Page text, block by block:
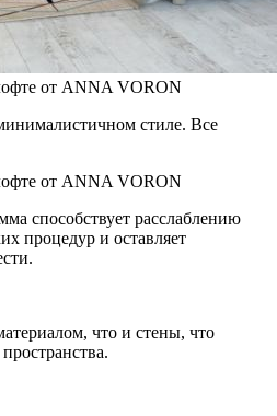
стиле. Все
способствует расслаблению
процедур и оставляет
что и стены, что